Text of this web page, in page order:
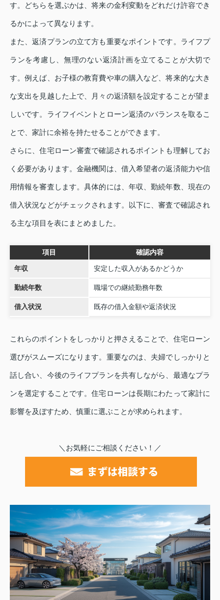
す。どちらを選ぶかは、将来の金利変動をどれだけ許容でき
るかによって異なります。
また、返済プランの立て方も重要なポイントです。ライフプ
ランを考慮し、無理のない返済計画を立てることが大切で
す。例えば、お子様の教育費や車の購入など、将来的な大き
な支出を見越した上で、月々の返済額を設定することが望ま
しいです。ライフイベントとローン返済のバランスを取るこ
とで、家計に余裕を持たせることができます。
さらに、住宅ローン審査で確認されるポイントも理解してお
く必要があります。金融機関は、借入希望者の返済能力や信
用情報を審査します。具体的には、年収、勤続年数、現在の
借入状況などがチェックされます。以下に、審査で確認され
る主な項目を表にまとめました。
項目 確認内容
年収 安定した収入があるかどうか
勤続年数 職場での継続勤務年数
借入状況 既存の借入金額や返済状況
これらのポイントをしっかりと押さえることで、住宅ローン
選びがスムーズになります。重要なのは、夫婦でしっかりと
話し合い、今後のライフプランを共有しながら、最適なプラ
ンを選定することです。住宅ローンは長期にわたって家計に
影響を及ぼすため、慎重に選ぶことが求められます。
＼お気軽にご相談ください！／